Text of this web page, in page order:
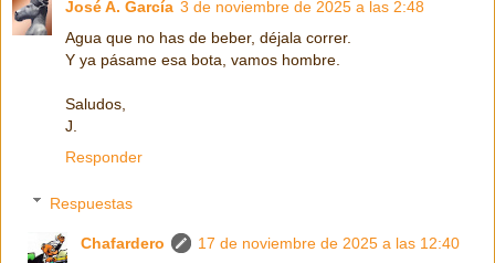
José A. García 3 de noviembre de 2025 a las 2:48
Agua que no has de beber, déjala correr.
Y ya pásame esa bota, vamos hombre.
Saludos,
J.
Responder
Respuestas
Chafardero
17 de noviembre de 2025 a las 12:40